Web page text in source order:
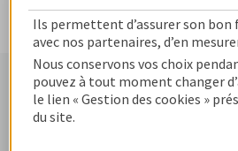
Ils permettent d’assurer son
avec nos partenaires, d’en
Nous conservons vos choix
pouvez à tout moment changer
le lien « Gestion des cookies »
du site.